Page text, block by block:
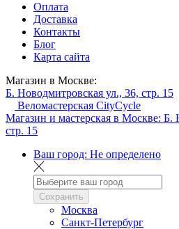
Оплата
Доставка
Контакты
Блог
Карта сайта
Магазин в Москве:
Б. Новодмитровская ул., 36, стр. 15
Веломастерская CityCycle
Магазин и мастерская в Москве: Б.
стр. 15
Ваш город: Не определено
Сохранить
Москва
Санкт-Петербург